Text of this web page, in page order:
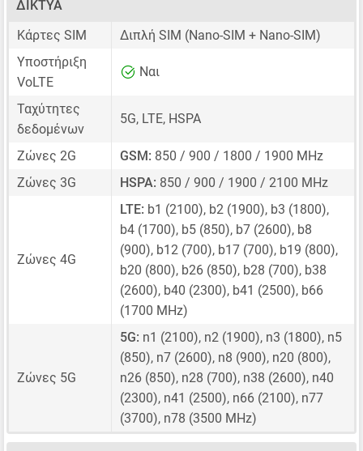
ΔΊΚΤΥΑ
Κάρτες SIM
Διπλή SIM (Nano-SIM + Nano-SIM)
Υποστήριξη
VoLTE
Ναι
Ταχύτητες
δεδομένων
5G, LTE, HSPA
Ζώνες 2G GSM: 850 / 900 / 1800 / 1900 MHz
Ζώνες 3G
HSPA: 850 / 900 / 1900 / 2100 MHz
Ζώνες 4G
LTE: b1 (2100), b2 (1900), b3 (1800),
b4 (1700), b5 (850), b7 (2600), b8
(900), b12 (700), b17 (700), b19 (800),
b20 (800), b26 (850), b28 (700), b38
(2600), b40 (2300), b41 (2500), b66
(1700 MHz)
Ζώνες 5G
5G: n1 (2100), n2 (1900), n3 (1800), n5
(850), n7 (2600), n8 (900), n20 (800),
n26 (850), n28 (700), n38 (2600), n40
(2300), n41 (2500), n66 (2100), n77
(3700), n78 (3500 MHz)